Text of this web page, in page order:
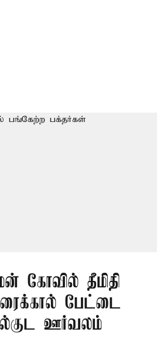
கோவில் தீமிதி
பேட்டை
ஊர்வலம்